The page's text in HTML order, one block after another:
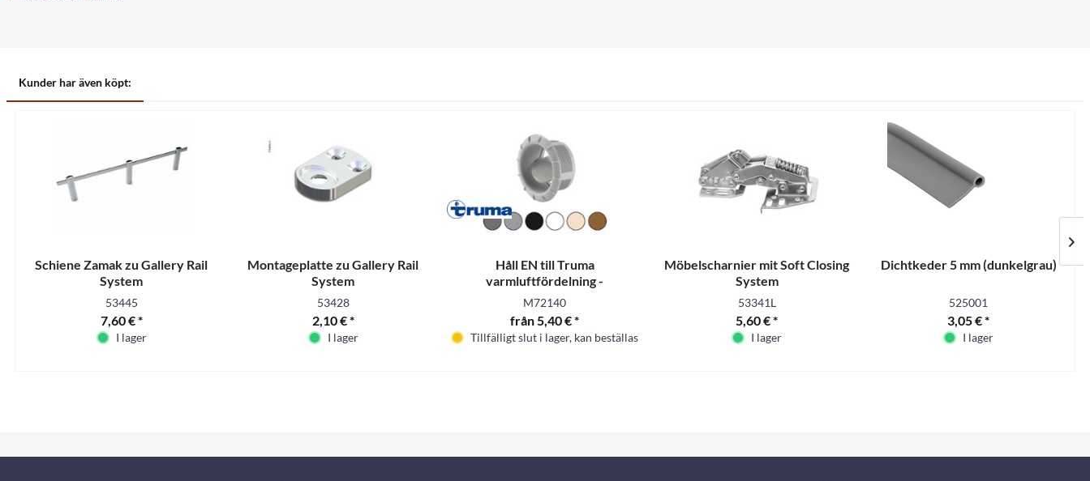
Kunder har även köpt:
Schiene Zamak zu Gallery Rail
System
53445
7,60 € *
I lager
Montageplatte zu Gallery Rail
System
53428
2,10 € *
I lager
Håll EN till Truma
varmluftfördelning -
M72140
från 5,40 € *
Tillfälligt slut i lager, kan beställas
Möbelscharnier mit Soft Closing
System
53341L
5,60 € *
I lager
Dichtkeder 5 mm (dunkelgrau)
525001
3,05 € *
I lager